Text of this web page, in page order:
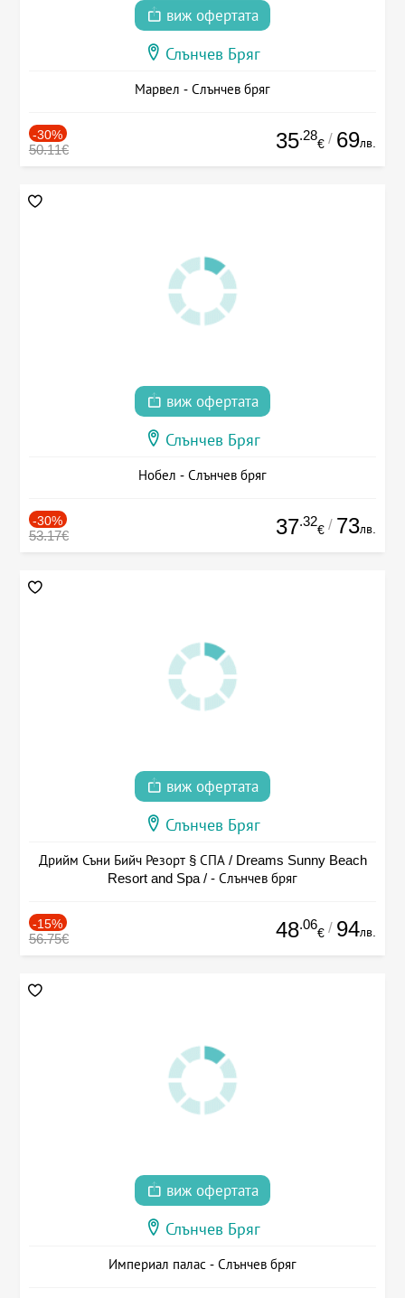
виж офертата
Слънчев Бряг
Марвел - Слънчев бряг
-30%
50.11€ 35.28
€ / 69лв.
виж офертата
Слънчев Бряг
Нобел - Слънчев бряг
-30%
53.17€ 37.32
€ / 73лв.
виж офертата
Слънчев Бряг
Дрийм Съни Бийч Резорт § СПА / Dreams Sunny Beach
Resort and Spa / - Слънчев бряг
-15%
56.75€ 48.06
€ / 94лв.
виж офертата
Слънчев Бряг
Империал палас - Слънчев бряг